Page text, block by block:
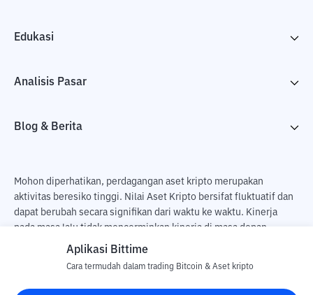
Edukasi
Analisis Pasar
Blog & Berita
Mohon diperhatikan, perdagangan aset kripto merupakan
aktivitas beresiko tinggi. Nilai Aset Kripto bersifat fluktuatif dan
dapat berubah secara signifikan dari waktu ke waktu. Kinerja
pada masa lalu tidak mencerminkan kinerja di masa depan.
Terdapat risiko kehilangan sebagai dampak dari membeli dan
pengguna. PT Utama Aset Digital Indonesia (Bittime) tidak
bertanggung jawab atas perubahan fluktuasi dari nilai tukar Aset
Aplikasi Bittime
Cara termudah dalam trading Bitcoin & Aset kripto